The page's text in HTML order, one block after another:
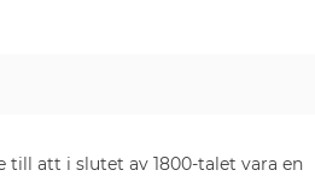
till att i slutet av 1800-talet vara en